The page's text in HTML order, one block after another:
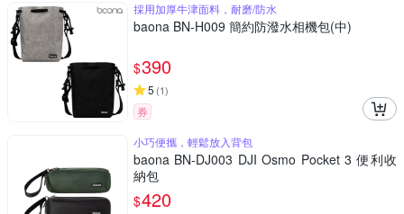
採用加厚牛津面料，耐磨/防水
baona BN-H009 簡約防潑水相機包(中)
$390
5 (1)
券
小巧便攜，輕鬆放入背包
baona BN-DJ003 DJI Osmo Pocket 3 便利收
納包
$420